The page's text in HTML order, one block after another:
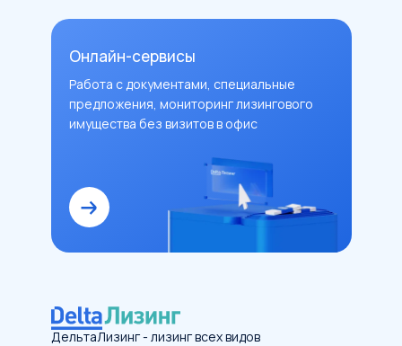
Онлайн-сервисы
Работа с документами, специальные
предложения, мониторинг лизингового
имущества без визитов в офис
ДельтаЛизинг - лизинг всех видов